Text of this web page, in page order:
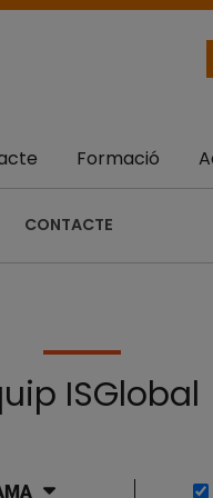
CONTACTE
Formació
ISGlobal